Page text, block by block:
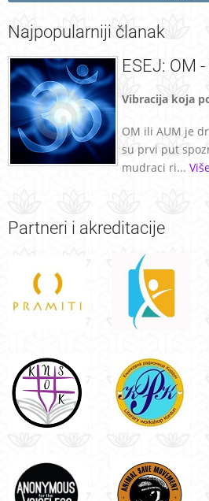
Najpopularniji članak
ESEJ: OM
Vibracija koja
OM ili AUM je
su prvi put
mudraci ri...
Partneri i akreditacije